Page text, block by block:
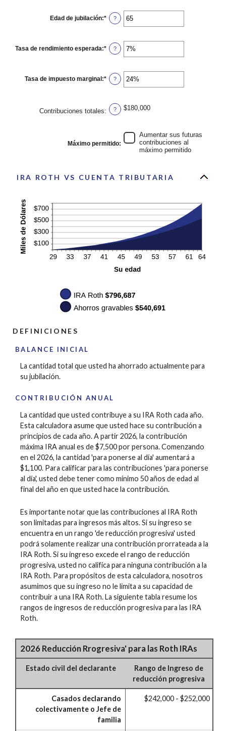
0
y
Edad de jubilación:* Ingresa
un
10
y
?
Tasa de rendimiento esperada:* Ingresa
un
0%
y
?
Tasa de impuesto marginal :* Ingresa
un
0%
y
?
Contribuciones totales: ? $180,000
Máximo permitido:
Aumentar sus futuras
contribuciones al
máximo permitido
IRA ROTH VS CUENTA TRIBUTARIA
DEFINICIONES
BALANCE INICIAL
La cantidad total que usted ha ahorrado actualmente para
su jubilación.
CONTRIBUCIÓN ANUAL
La cantidad que usted contribuye a su IRA Roth cada año.
Esta calculadora asume que usted hace su contribución a
principios de cada año. A partir 2026, la contribución
máxima IRA anual es de $7,500 por persona. Comenzando
en el 2026, la cantidad 'para ponerse al día' aumentará a
$1,100. Para calificar para las contribuciones 'para ponerse
al día', usted debe tener como mínimo 50 años de edad al
final del año en que usted hace la contribución.
Es importante notar que las contribuciones al IRA Roth
son limitadas para ingresos más altos. Si su ingreso se
encuentra en un rango 'de reducción progresiva' usted
podrá solamente realizar una contribución prorrateada a la
IRA Roth. Si su ingreso excede el rango de reducción
progresiva, usted no califica para ninguna contribución a la
IRA Roth. Para propósitos de esta calculadora, nosotros
asumimos que su ingreso no le limita a su capacidad de
contribuir a una IRA Roth. La siguiente tabla resume los
rangos de ingresos de reducción progresiva para las IRA
Roth.
2026 Reducción Rrogresiva' para las Roth IRAs
Estado civil del declarante
Rango de Ingreso de
reducción progresiva
Casados declarando
colectivamente o Jefe de
familia
$242,000 - $252,000